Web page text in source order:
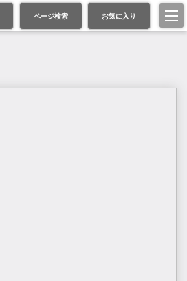
ページ検索 お気に入り